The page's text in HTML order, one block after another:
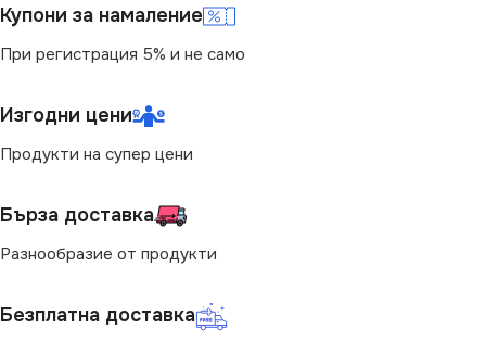
КОНТАКТ
Купони за намаление
При регистрация 5% и не само
Изгодни цени
Продукти на супер цени
Бърза доставка
Разнообразие от продукти
Безплатна доставка